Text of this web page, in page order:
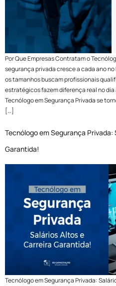
Por Que Empresas Contratam o
segurança privada cresce a cada ano
os tamanhos buscam profissionais
estratégicos fazem diferença real no dia
Tecnólogo em Segurança Privada se
[…]
Tecnólogo em Segurança Privada:
Garantida!
Tecnólogo em Segurança Privada: